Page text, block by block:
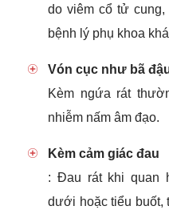
do viêm cổ tử
bệnh lý phụ khoa
Vón cục như bã
Kèm ngứa rát
nhiễm nấm âm đạo.
Kèm cảm giác đau
: Đau rát khi quan
dưới hoặc tiểu buốt,